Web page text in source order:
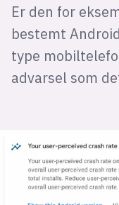
Er den for
bestemt
type
advarsel som